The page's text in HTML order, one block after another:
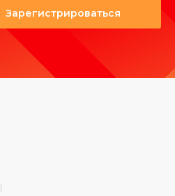
Зарегистрироваться